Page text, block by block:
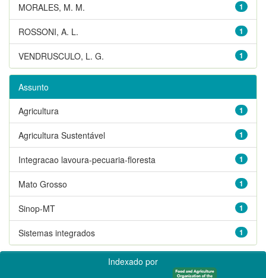
1
MORALES, M. M.
1
ROSSONI, A. L.
1
VENDRUSCULO, L. G.
Assunto
1
Agricultura
1
Agricultura Sustentável
1
Integracao lavoura-pecuaria-floresta
1
Mato Grosso
1
Sinop-MT
1
Sistemas integrados
Indexado por